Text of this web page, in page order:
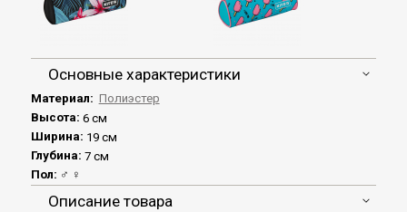
Основные характеристики
Материал: Полиэстер
Высота: 6 см
Ширина: 19 см
Глубина: 7 см
Пол: ♂ ♀
Описание товара